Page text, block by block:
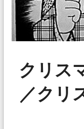
クリス
／クリ